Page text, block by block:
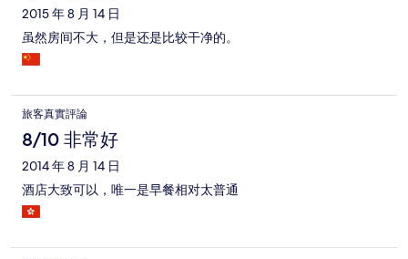
2015 年 8 月 14 日
虽然房间不大，但是还是比较干净的。
旅客真實評論
8/10 非常好
2014 年 8 月 14 日
酒店大致可以，唯一是早餐相对太普通